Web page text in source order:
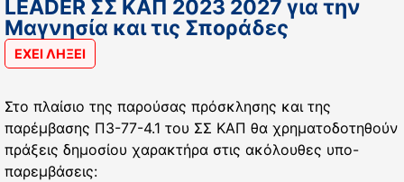
LEADER ΣΣ ΚΑΠ 2023 2027 για την
Μαγνησία και τις Σποράδες
ΕΧΕΙ ΛΗΞΕΙ
Στο πλαίσιο της παρούσας πρόσκλησης και της
παρέμβασης Π3-77-4.1 του ΣΣ ΚΑΠ θα χρηματοδοτηθούν
πράξεις δημοσίου χαρακτήρα στις ακόλουθες υπο-
παρεμβάσεις: